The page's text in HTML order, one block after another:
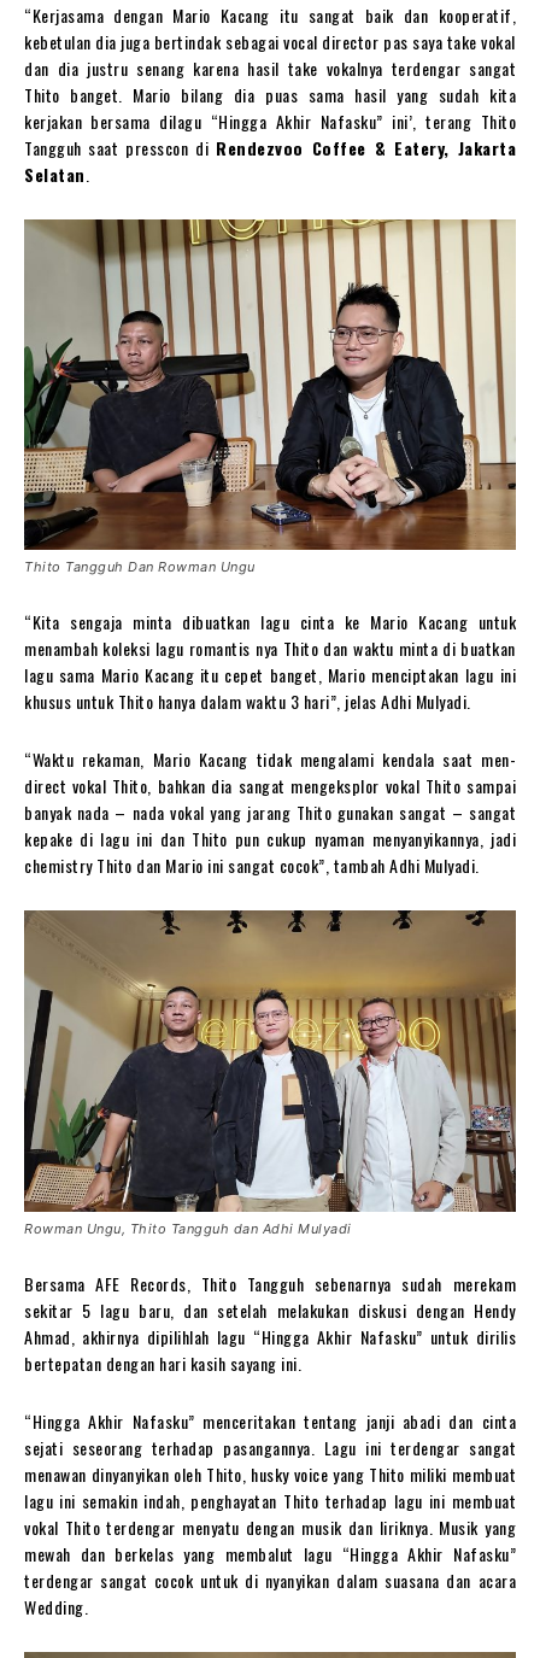
“Kerjasama dengan Mario Kacang itu sangat baik dan kooperatif,
kebetulan dia juga bertindak sebagai vocal director pas saya take vokal
dan dia justru senang karena hasil take vokalnya terdengar sangat
Thito banget. Mario bilang dia puas sama hasil yang sudah kita
kerjakan bersama dilagu “Hingga Akhir Nafasku” ini’, terang Thito
Tangguh saat presscon di Rendezvoo Coffee & Eatery, Jakarta
Selatan
Thito Tangguh Dan Rowman Ungu
“Kita sengaja minta dibuatkan lagu cinta ke Mario Kacang untuk
menambah koleksi lagu romantis nya Thito dan waktu minta di buatkan
lagu sama Mario Kacang itu cepet banget, Mario menciptakan lagu ini
khusus untuk Thito hanya dalam waktu 3 hari”, jelas Adhi Mulyadi.
“Waktu rekaman, Mario Kacang tidak mengalami kendala saat men-
direct vokal Thito, bahkan dia sangat mengeksplor vokal Thito sampai
banyak nada – nada vokal yang jarang Thito gunakan sangat – sangat
kepake di lagu ini dan Thito pun cukup nyaman menyanyikannya, jadi
chemistry Thito dan Mario ini sangat cocok”, tambah Adhi Mulyadi.
Rowman Ungu, Thito Tangguh dan Adhi Mulyadi
Bersama AFE Records, Thito Tangguh sebenarnya sudah merekam
sekitar 5 lagu baru, dan setelah melakukan diskusi dengan Hendy
Ahmad, akhirnya dipilihlah lagu “Hingga Akhir Nafasku” untuk dirilis
bertepatan dengan hari kasih sayang ini.
“Hingga Akhir Nafasku” menceritakan tentang janji abadi dan cinta
sejati seseorang terhadap pasangannya. Lagu ini terdengar sangat
menawan dinyanyikan oleh Thito, husky voice yang Thito miliki membuat
lagu ini semakin indah, penghayatan Thito terhadap lagu ini membuat
vokal Thito terdengar menyatu dengan musik dan liriknya. Musik yang
mewah dan berkelas yang membalut lagu “Hingga Akhir Nafasku”
terdengar sangat cocok untuk di nyanyikan dalam suasana dan acara
Wedding.